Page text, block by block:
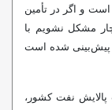
و اگر در تأمین
مشکل نشویم با
دلار پیش‌بینی شده است
پالایش نفت کشور،